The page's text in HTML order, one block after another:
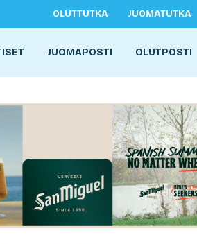
OLUTTUTKA JUOMATUTKA
JUOMAPOSTI OLUTPOSTI